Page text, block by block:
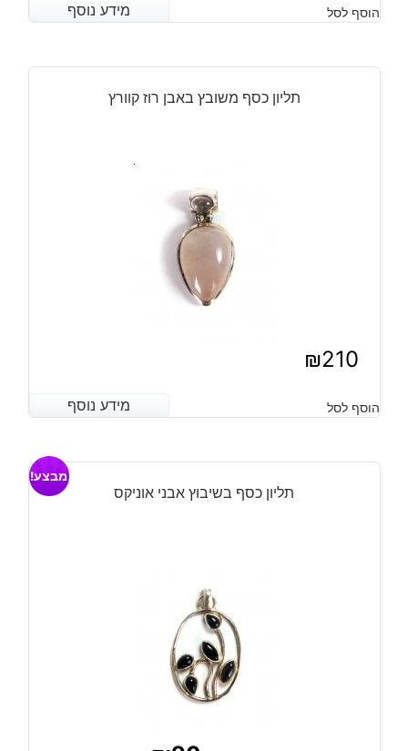
המקורי
היה:
הנוכחי
הוא:
מידע נוסף הוסף לסל מידע נוסף
תליון כסף משובץ באבן רוז קוורץ
₪210
מידע נוסף הוסף לסל מידע נוסף
תליון כסף בשיבוץ אבני אוניקס
מבצע!